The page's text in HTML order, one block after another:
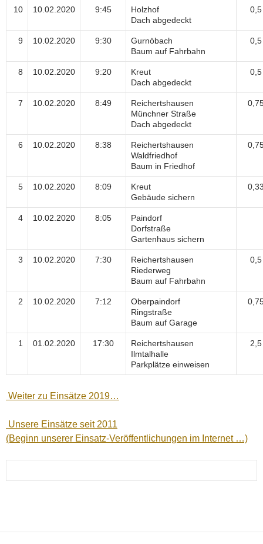
10 10.02.2020 9:45
Holzhof
Dach abgedeckt
0,5
9 10.02.2020 9:30
Gurnöbach
Baum auf Fahrbahn
0,5
8 10.02.2020 9:20
Kreut
Dach abgedeckt
0,5
7 10.02.2020 8:49
Reichertshausen
Münchner Straße
Dach abgedeckt
6 10.02.2020 8:38
Reichertshausen
Waldfriedhof
Baum in Friedhof
5 10.02.2020 8:09
Kreut
Gebäude sichern
4 10.02.2020 8:05
Paindorf
Dorfstraße
Gartenhaus sichern
3 10.02.2020 7:30
Reichertshausen
Riederweg
Baum auf Fahrbahn
0,5
2 10.02.2020 7:12
Oberpaindorf
Ringstraße
Baum auf Garage
1 01.02.2020 17:30
Reichertshausen
Ilmtalhalle
Parkplätze einweisen
2,5
Weiter zu Einsätze 2019…
Unsere Einsätze seit 2011
(Beginn unserer Einsatz-Veröffentlichungen im Internet …)